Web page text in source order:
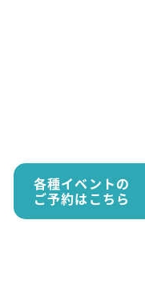
各種イベントの
ご予約はこちら